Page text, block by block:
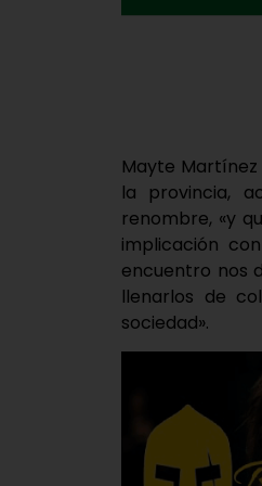
Mayte
la provincia,
renombre, «y
implicación
encuentro nos
llenarlos de
sociedad».